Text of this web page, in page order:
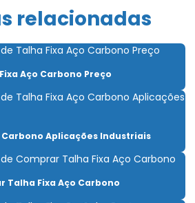
elétrica
para pontes rolantes
Pontes Rolantes E Talhas
Com Monitoramento De Carga
Para Cargas Pesadas
relacionadas
Aço Carbono Preço
Carbono Aplicações Industriais
Talha Fixa Aço Carbono